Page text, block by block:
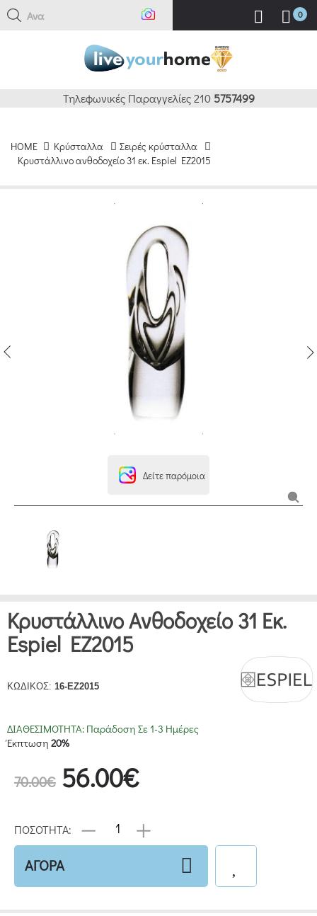
Αναζ 0
Τηλεφωνικές Παραγγελίες 210 5757499
HOME Κρύσταλλα
Σειρές κρύσταλλα
Κρυστάλλινο ανθοδοχείο 31 εκ. Espiel EZ2015
Δείτε παρόμοια
Κρυστάλλινο Ανθοδοχείο 31 Εκ.
Espiel EZ2015
ΚΩΔΙΚΟΣ: 16-EZ2015
ΔΙΑΘΕΣΙΜΟΤΗΤΑ: Παράδοση Σε 1-3 Ημέρες
Έκπτωση 20%
70.00€ 56.00€
ΠΟΣΟΤΗΤΑ:
ΑΓΟΡΑ